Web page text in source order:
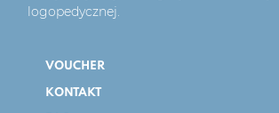
logopedycznej.
VOUCHER
KONTAKT